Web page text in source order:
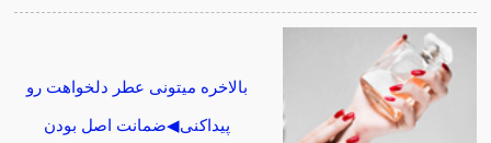
بالاخره میتونی عطر دلخواهت رو
پیداکنی◀ضمانت اصل بودن